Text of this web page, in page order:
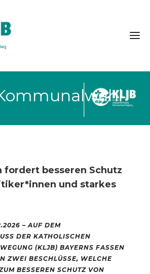
fordert besseren Schutz
und starkes
– AUF DEM
DER KATHOLISCHEN
(KLJB) BAYERNS FASSEN
ZWEI BESCHLÜSSE, WELCHE
BESSEREN SCHUTZ VON